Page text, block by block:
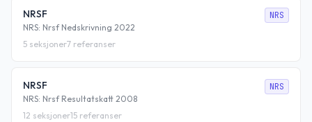
NRSF
NRS: Nrsf Nedskrivning 2022
NRS
5 seksjoner7 referanser
NRSF
NRS: Nrsf Resultatskatt 2008
NRS
12 seksjoner15 referanser